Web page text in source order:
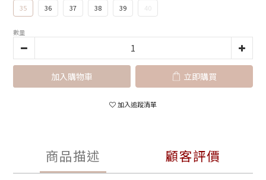
35 36 37 38 39 40
數量
加入購物車 立即購買
加入追蹤清單
商品描述 顧客評價